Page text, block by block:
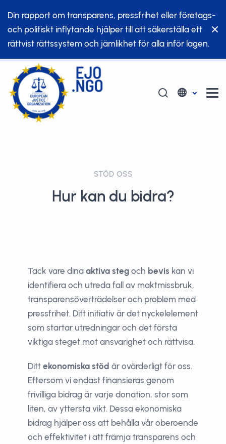
Din rapport om transparens, pressfrihet eller företags-
och politiskt inflytande hjälper till att säkerställa ett
rättvist rättssystem och jämlikhet för alla inför lagen.
STÖD OSS
Hur kan du bidra?
Tack vare dina aktiva steg och bevis kan vi
identifiera och utreda fall av maktmissbruk,
transparensöverträdelser och problem med
pressfrihet. Ditt initiativ är det nyckelelement
som startar utredningar och det första
viktiga steget mot ansvarighet och rättvisa.
Ditt ekonomiska stöd är ovärderligt för oss.
Eftersom vi endast finansieras genom
frivilliga bidrag är varje donation, stor som
liten, av yttersta vikt. Dessa ekonomiska
bidrag hjälper oss att behålla vår oberoende
och effektivitet i att främja transparens och